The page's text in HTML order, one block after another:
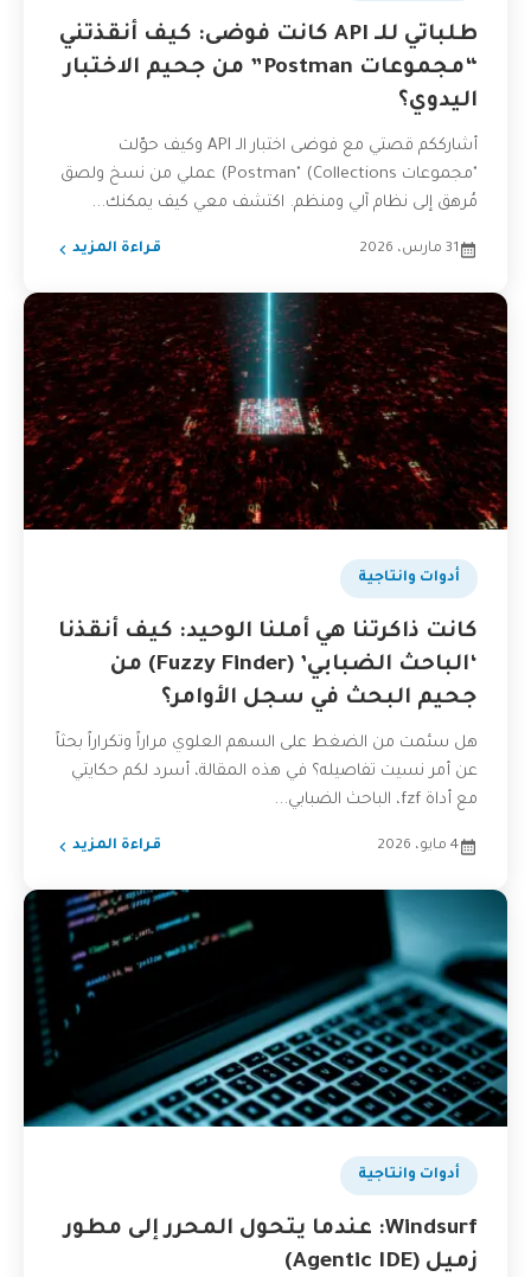
طلباتي للـ API كانت فوضى: كيف أنقذتني
“مجموعات Postman” من جحيم الاختبار
اليدوي؟
أشارككم قصتي مع فوضى اختبار الـ API وكيف حوّلت
"مجموعات Postman" (Collections) عملي من نسخ ولصق
مُرهق إلى نظام آلي ومنظم. اكتشف معي كيف يمكنك...
31 مارس، 2026 قراءة المزيد
أدوات وانتاجية
كانت ذاكرتنا هي أملنا الوحيد: كيف أنقذنا
‘الباحث الضبابي’ (Fuzzy Finder) من
جحيم البحث في سجل الأوامر؟
هل سئمت من الضغط على السهم العلوي مراراً وتكراراً بحثاً
عن أمر نسيت تفاصيله؟ في هذه المقالة، أسرد لكم حكايتي
مع أداة fzf، الباحث الضبابي...
4 مايو، 2026 قراءة المزيد
بودكاست
أدوات وانتاجية
Windsurf: عندما يتحول المحرر إلى مطور
زميل (Agentic IDE)